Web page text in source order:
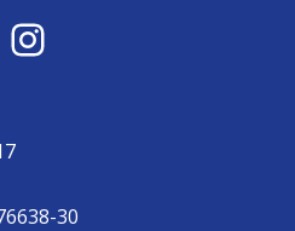
Instagram
30